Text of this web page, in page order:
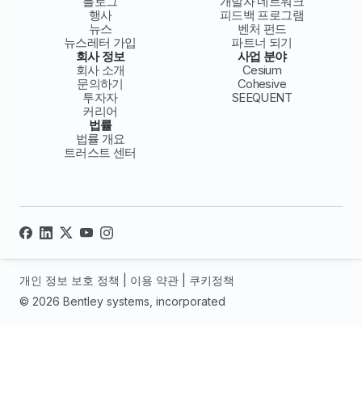
행사
뉴스
뉴스레터 가입
피드백 프로그램
벤처 펀드
파트너 되기
회사 정보
회사 소개
문의하기
투자자
커리어
사업 분야
Cesium
Cohesive
SEEQUENT
법률
법률 개요
트러스트 센터
© 2026 Bentley systems, incorporated
개인 정보 보호 정책 이용 약관 쿠키정책